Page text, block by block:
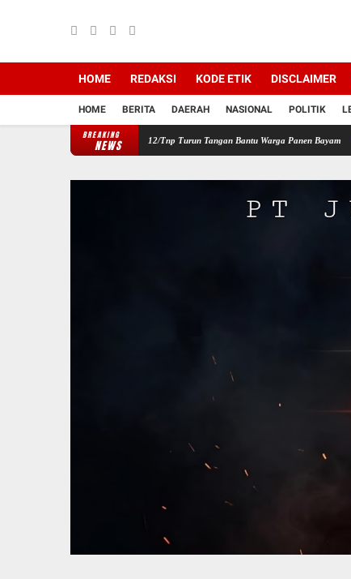
HOME REDAKSI KODE ETIK DISCLAIMER
HOME BERITA DAERAH NASIONAL POLITIK
BREAKING
NEWS
Babinsa Koramil 12/Tnp Turun Tangan Bantu Warga Panen Bayam Perkuat